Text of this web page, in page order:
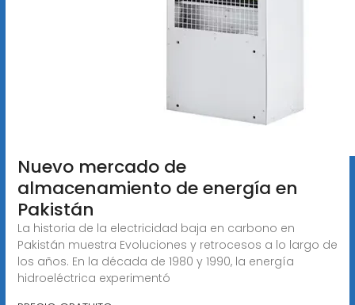
Nuevo mercado de
almacenamiento de energía en
Pakistán
La historia de la electricidad baja en carbono en
Pakistán muestra Evoluciones y retrocesos a lo largo de
los años. En la década de 1980 y 1990, la energía
hidroeléctrica experimentó